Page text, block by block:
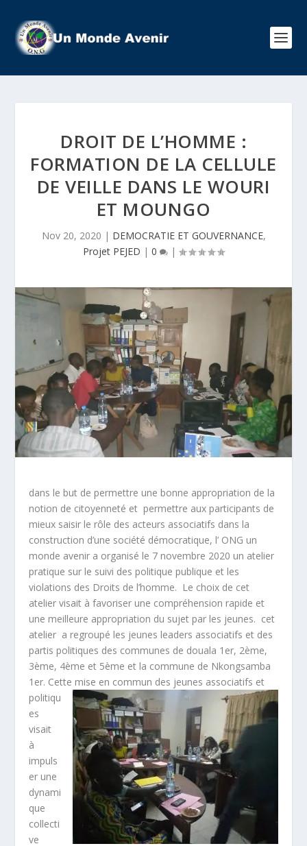
DROIT DE L’HOMME :
FORMATION DE LA CELLULE
DE VEILLE DANS LE WOURI
ET MOUNGO
Nov 20, 2020 | DEMOCRATIE ET GOUVERNANCE,
Projet PEJED | 0 |
dans le but de permettre une bonne appropriation de la
notion de citoyenneté et permettre aux participants de
mieux saisir le rôle des acteurs associatifs dans la
construction d’une société démocratique, l’ ONG un
monde avenir a organisé le 7 novembre 2020 un atelier
pratique sur le suivi des politique publique et les
violations des Droits de l’homme. Le choix de cet
atelier visait à favoriser une compréhension rapide et
une meilleure appropriation du sujet par les jeunes. cet
atelier a regroupé les jeunes leaders associatifs et des
partis politiques des communes de douala 1 er, 2ème,
3ème, 4ème et 5ème et la commune de Nkongsamba
1 er. Cette mise en commun des jeunes associatifs et
politiqu
es
visait
à
impuls
er une
dynami
que
collecti
ve